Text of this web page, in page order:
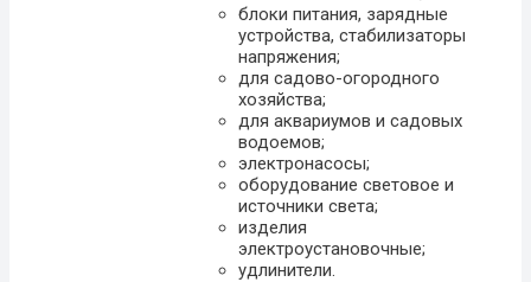
блоки питания, зарядные
устройства, стабилизаторы
напряжения;
для садово-огородного
хозяйства;
для аквариумов и садовых
водоемов;
электронасосы;
оборудование световое и
источники света;
изделия
электроустановочные;
удлинители.